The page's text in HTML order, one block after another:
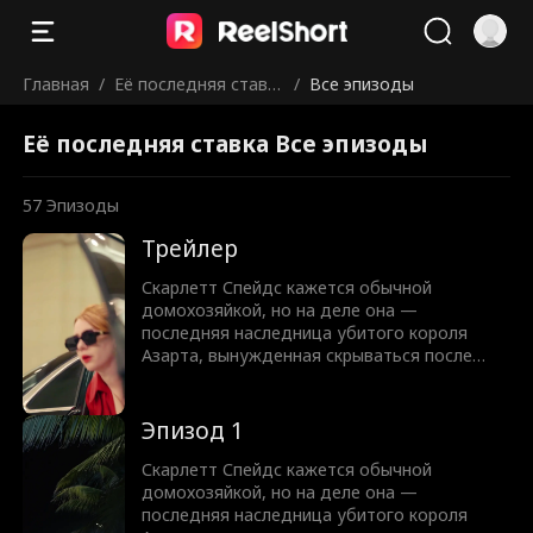
Главная / Её последняя ставк
/ Все эпизоды
Её последняя ставка Все эпизоды
57 Эпизоды
Трейлер
Скарлетт Спейдс кажется обычной
домохозяйкой, но на деле она —
последняя наследница убитого короля
Азарта, вынужденная скрываться после
Скарлетт возвращается в криминальный
мир, который клялась покинуть навсегда.
Притворяясь наивной счастливицей, она
усыпляет бдительность шулеров и
сокрушает их невероятными выигрышами.
Эпизод 1
Скарлетт Спейдс кажется обычной
домохозяйкой, но на деле она —
последняя наследница убитого короля